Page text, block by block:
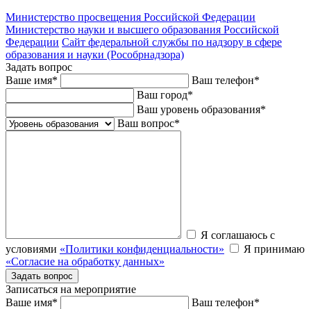
Министерство просвещения Российской Федерации
Министерство науки и высшего образования Российской
Федерации Сайт федеральной службы по надзору в сфере
образования и науки (Рособрнадзора)
Задать вопрос
Ваше имя* Ваш телефон*
Ваш город*
Ваш уровень образования*
Ваш вопрос*
Я соглашаюсь с
условиями «Политики конфиденциальности»
Я принимаю
«Согласие на обработку данных»
Записаться на мероприятие
Ваше имя* Ваш телефон*